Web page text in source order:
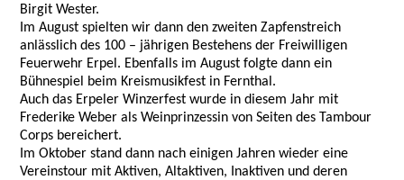
Birgit Wester.
Im August spielten wir dann den zweiten Zapfenstreich
anlässlich des 100 – jährigen Bestehens der Freiwilligen
Feuerwehr Erpel. Ebenfalls im August folgte dann ein
Bühnespiel beim Kreismusikfest in Fernthal.
Auch das Erpeler Winzerfest wurde in diesem Jahr mit
Frederike Weber als Weinprinzessin von Seiten des Tambour
Corps bereichert.
Im Oktober stand dann nach einigen Jahren wieder eine
Vereinstour mit Aktiven, Altaktiven, Inaktiven und deren